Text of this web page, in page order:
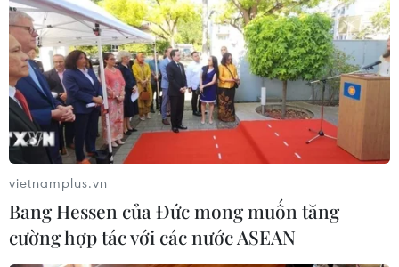
#bệnh viện đà nẵng #corona
#nCoV
vietnamplus.vn
Bang Hessen của Đức mong muốn tăng
cường hợp tác với các nước ASEAN